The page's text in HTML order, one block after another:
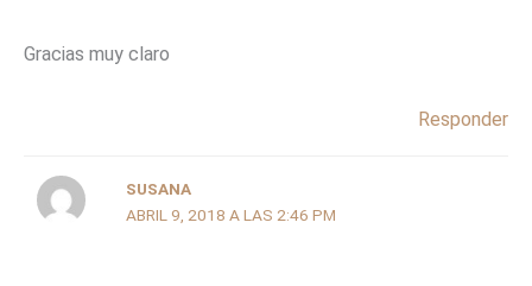
Gracias muy claro
Responder
SUSANA
ABRIL 9, 2018 A LAS 2:46 PM